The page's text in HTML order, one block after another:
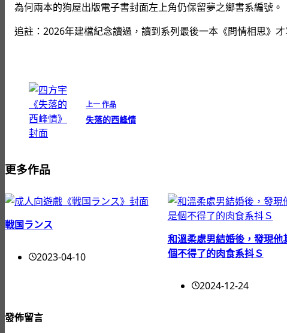
為何兩本的狗屋出版電子書封面左上角仍保留夢之鄉書系編號。
追註：2026年建檔紀念讀過，讀到系列最後一本《問情相思》才
上一作品
失落的西峰情
更多作品
戦国ランス
2023-04-10
和溫柔處男結婚後，發現他
個不得了的肉食系抖Ｓ
2024-12-24
發佈留言